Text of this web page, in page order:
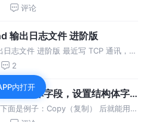
图片所示：goland 对字体进行放大
评论
输出日志文件 进阶版
志文件 进阶版 最近写 TCP 通讯，很
了个 loghelp，简单又方便。哈哈哈
/ goland
2
结构体字段，设置结构体字
面是例子：Copy（复制） 后就能用
内打开